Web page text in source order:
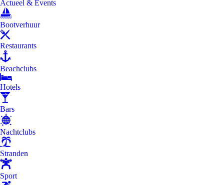
Actueel & Events
Bootverhuur
Restaurants
Beachclubs
Hotels
Bars
Nachtclubs
Stranden
Sport